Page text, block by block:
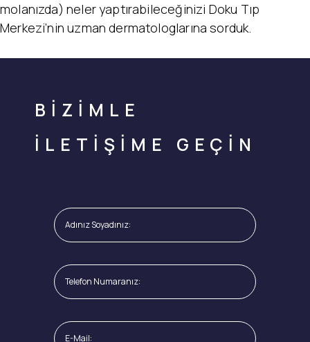
molanızda) neler yaptırabileceğinizi Doku Tıp
Merkezi’nin uzman dermatologlarına sorduk.
BİZİMLE
İLETİŞİME GEÇİN